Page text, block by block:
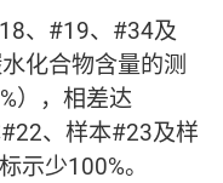
、#19、#34及
化合物含量的测
），相差达
、样本#23及样
示少100%。